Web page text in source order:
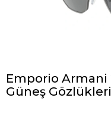
Emporio Armani
Güneş Gözlükleri